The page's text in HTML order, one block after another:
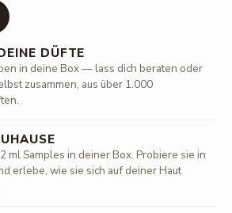
DÜFTE
in deine Box — lass dich beraten oder
zusammen, aus über 1.000
ml Samples in deiner Box. Probiere sie in
erlebe, wie sie sich auf deiner Haut